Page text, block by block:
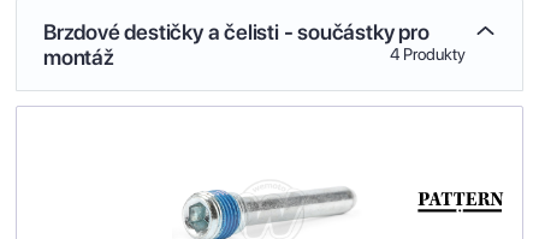
Brzdové destičky a čelisti - součástky pro
montáž
4 Produkty